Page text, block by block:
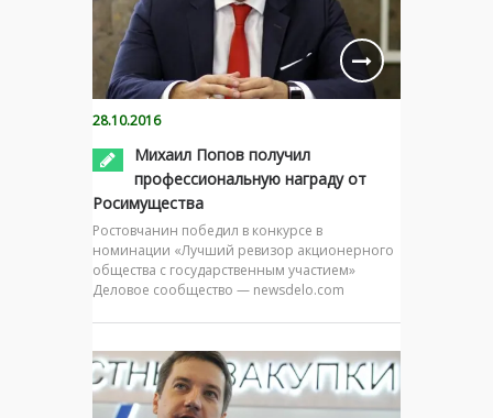
28.10.2016
Михаил Попов получил
профессиональную награду от
Росимущества
Ростовчанин победил в конкурсе в
номинации «Лучший ревизор акционерного
общества с государственным участием»
Деловое сообщество — newsdelo.com